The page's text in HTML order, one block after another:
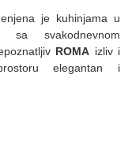
je kuhinjama u
svakodnevnom
ROMA izliv i
elegantan i